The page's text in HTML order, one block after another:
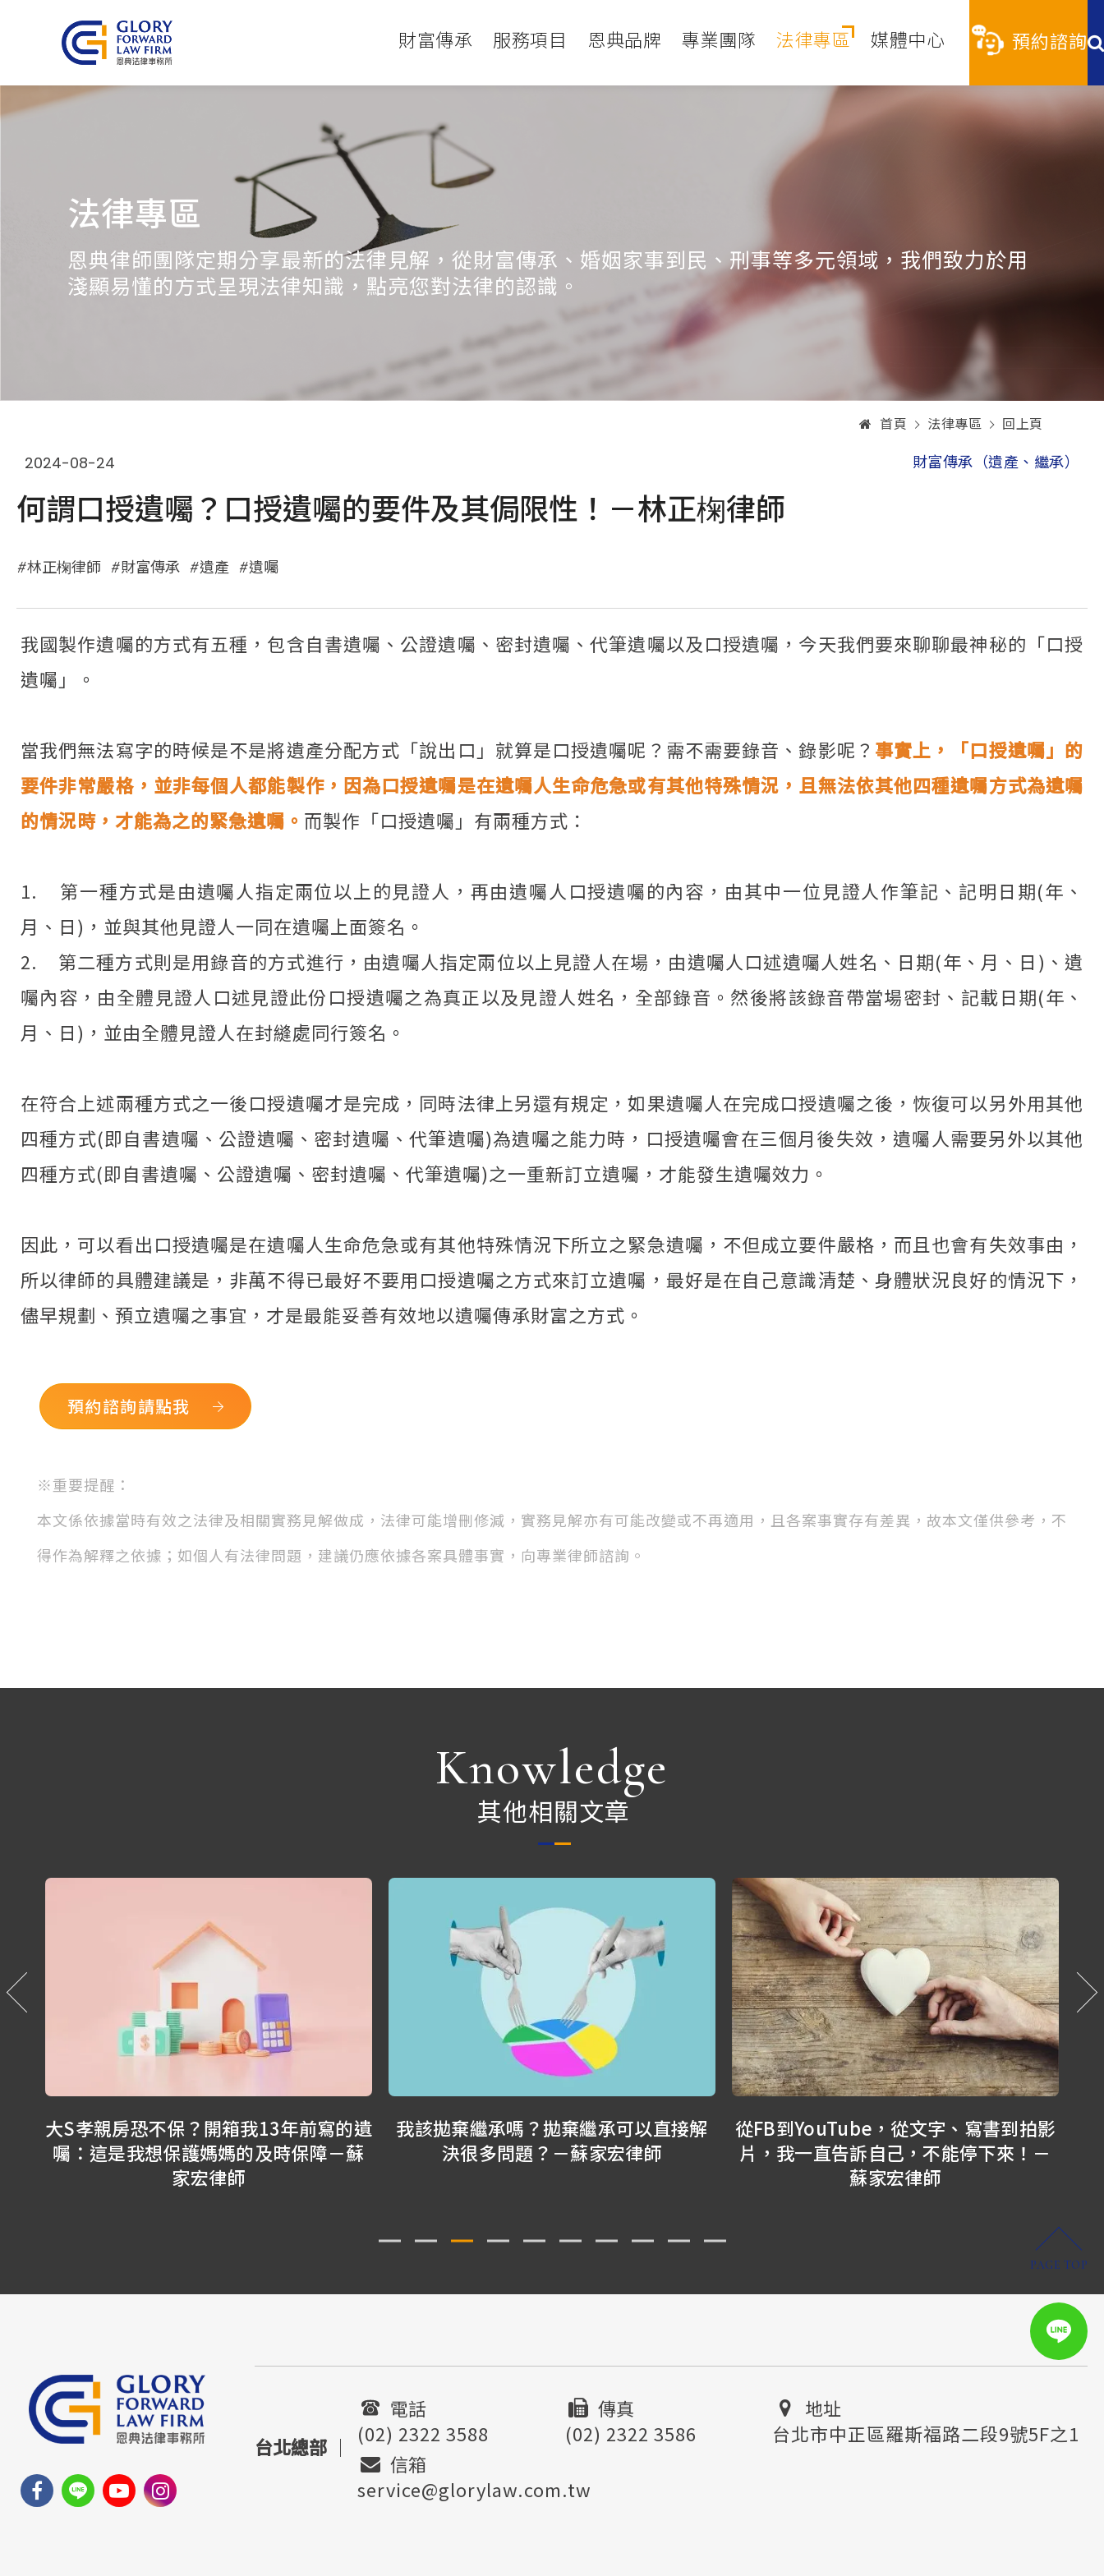
財富傳承 服務項目 恩典品牌 專業團隊 法律專區 媒體中心 預約諮詢
法律專區
恩典律師團隊定期分享最新的法律見解，從財富傳承、婚姻家事到民、刑事等多元領域，我們致力於用
淺顯易懂的方式呈現法律知識，點亮您對法律的認識。
首頁 法律專區 回上頁
2024-08-24 財富傳承（遺產、繼承）
何謂口授遺囑？口授遺囑的要件及其侷限性！－林正椈律師
林正椈律師 財富傳承 遺產 遺囑
我國製作遺囑的方式有五種，包含自書遺囑、公證遺囑、密封遺囑、代筆遺囑以及口授遺囑，今天我們要來聊聊最神秘的「口授
遺囑」。
當我們無法寫字的時候是不是將遺產分配方式「說出口」就算是口授遺囑呢？需不需要錄音、錄影呢？ 事實上，「口授遺囑」的
要件非常嚴格，並非每個人都能製作，因為口授遺囑是在遺囑人生命危急或有其他特殊情況，且無法依其他四種遺囑方式為遺囑
的情況時，才能為之的緊急遺囑。 而製作「口授遺囑」有兩種方式：
1. 第一種方式是由遺囑人指定兩位以上的見證人，再由遺囑人口授遺囑的內容，由其中一位見證人作筆記、記明日期(年、
月、日)，並與其他見證人一同在遺囑上面簽名。
2. 第二種方式則是用錄音的方式進行，由遺囑人指定兩位以上見證人在場，由遺囑人口述遺囑人姓名、日期(年、月、日)、遺
囑內容，由全體見證人口述見證此份口授遺囑之為真正以及見證人姓名，全部錄音。然後將該錄音帶當場密封、記載日期(年、
月、日)，並由全體見證人在封縫處同行簽名。
在符合上述兩種方式之一後口授遺囑才是完成，同時法律上另還有規定，如果遺囑人在完成口授遺囑之後，恢復可以另外用其他
四種方式(即自書遺囑、公證遺囑、密封遺囑、代筆遺囑)為遺囑之能力時，口授遺囑會在三個月後失效，遺囑人需要另外以其他
四種方式(即自書遺囑、公證遺囑、密封遺囑、代筆遺囑)之一重新訂立遺囑，才能發生遺囑效力。
因此，可以看出口授遺囑是在遺囑人生命危急或有其他特殊情況下所立之緊急遺囑，不但成立要件嚴格，而且也會有失效事由，
所以律師的具體建議是，非萬不得已最好不要用口授遺囑之方式來訂立遺囑，最好是在自己意識清楚、身體狀況良好的情況下，
儘早規劃、預立遺囑之事宜，才是最能妥善有效地以遺囑傳承財富之方式。
預約諮詢請點我
※重要提醒：
本文係依據當時有效之法律及相關實務見解做成，法律可能增刪修減，實務見解亦有可能改變或不再適用，且各案事實存有差異，故本文僅供參考，不
得作為解釋之依據；如個人有法律問題，建議仍應依據各案具體事實，向專業律師諮詢。
Knowledge
其他相關文章
大S孝親房恐不保？開箱我13年前寫的遺
囑：這是我想保護媽媽的及時保障－蘇
家宏律師
我該拋棄繼承嗎？拋棄繼承可以直接解
決很多問題？－蘇家宏律師
從FB到YouTube，從文字、寫書到拍影
片，我一直告訴自己，不能停下來！－
蘇家宏律師
台北總部 ｜
地址
台北市中正區羅斯福路二段9號5F之1
電話
(02) 2322 3588
傳真
(02) 2322 3586
信箱
service@glorylaw.com.tw
PAGE TOP